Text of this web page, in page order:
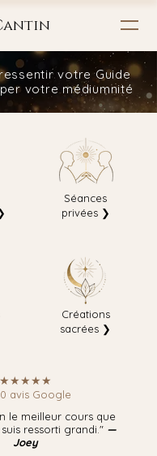
votre Guide
votre médiumnité
Séances
privées ❯
Créations
sacrées ❯
★★★★★
avis Google
le meilleur cours que
suis ressorti grandi." —
Joey